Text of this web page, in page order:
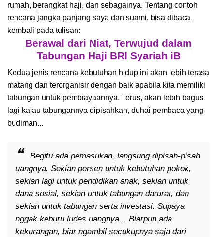
rumah, berangkat haji, dan sebagainya. Tentang contoh
rencana jangka panjang saya dan suami, bisa dibaca
kembali pada tulisan:
Berawal dari Niat, Terwujud dalam
Tabungan Haji BRI Syariah iB
Kedua jenis rencana kebutuhan hidup ini akan lebih terasa
matang dan terorganisir dengan baik apabila kita memiliki
tabungan untuk pembiayaannya. Terus, akan lebih bagus
lagi kalau tabungannya dipisahkan, duhai pembaca yang
budiman...
Begitu ada pemasukan, langsung dipisah-pisah
uangnya. Sekian persen untuk kebutuhan pokok,
sekian lagi untuk pendidikan anak, sekian untuk
dana sosial, sekian untuk tabungan darurat, dan
sekian untuk tabungan serta investasi. Supaya
nggak keburu ludes uangnya... Biarpun ada
kekurangan, biar ngambil secukupnya saja dari